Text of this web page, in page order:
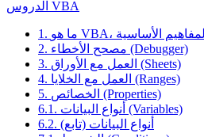
الدروس VBA
2. مصحح الأخطاء (Debugger)
3. العمل مع الأوراق (Sheets)
4. العمل مع الخلايا (Ranges)
5. الخصائص (Properties)
6.1. أنواع البيانات (Variables)
6.2. أنواع البيانات (تابع)